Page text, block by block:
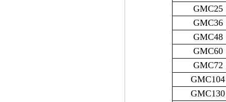
GMC25
GMC36
GMC48
GMC60
GMC72
GMC104
GMC130